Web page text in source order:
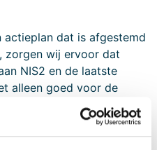
actieplan dat is afgestemd
zorgen wij ervoor dat
NIS2 en de laatste
alleen goed voor de
ook voor het veilig